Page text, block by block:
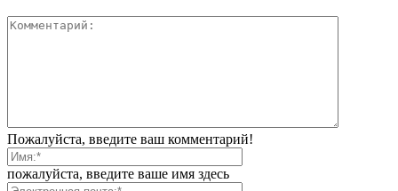
Пожалуйста, введите ваш комментарий!
пожалуйста, введите ваше имя здесь